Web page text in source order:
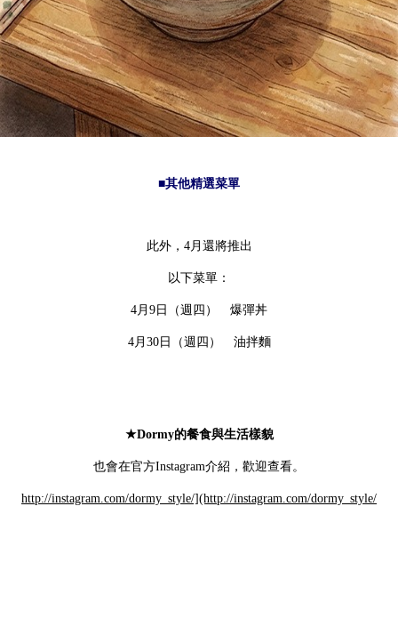
■其他精選菜單
此外，4月還將推出
以下菜單：
4月9日（週四） 爆彈丼
4月30日（週四） 油拌麵
★Dormy的餐食與生活樣貌
也會在官方Instagram介紹，歡迎查看。
http://instagram.com/dormy_style/](http://instagram.com/dormy_style/